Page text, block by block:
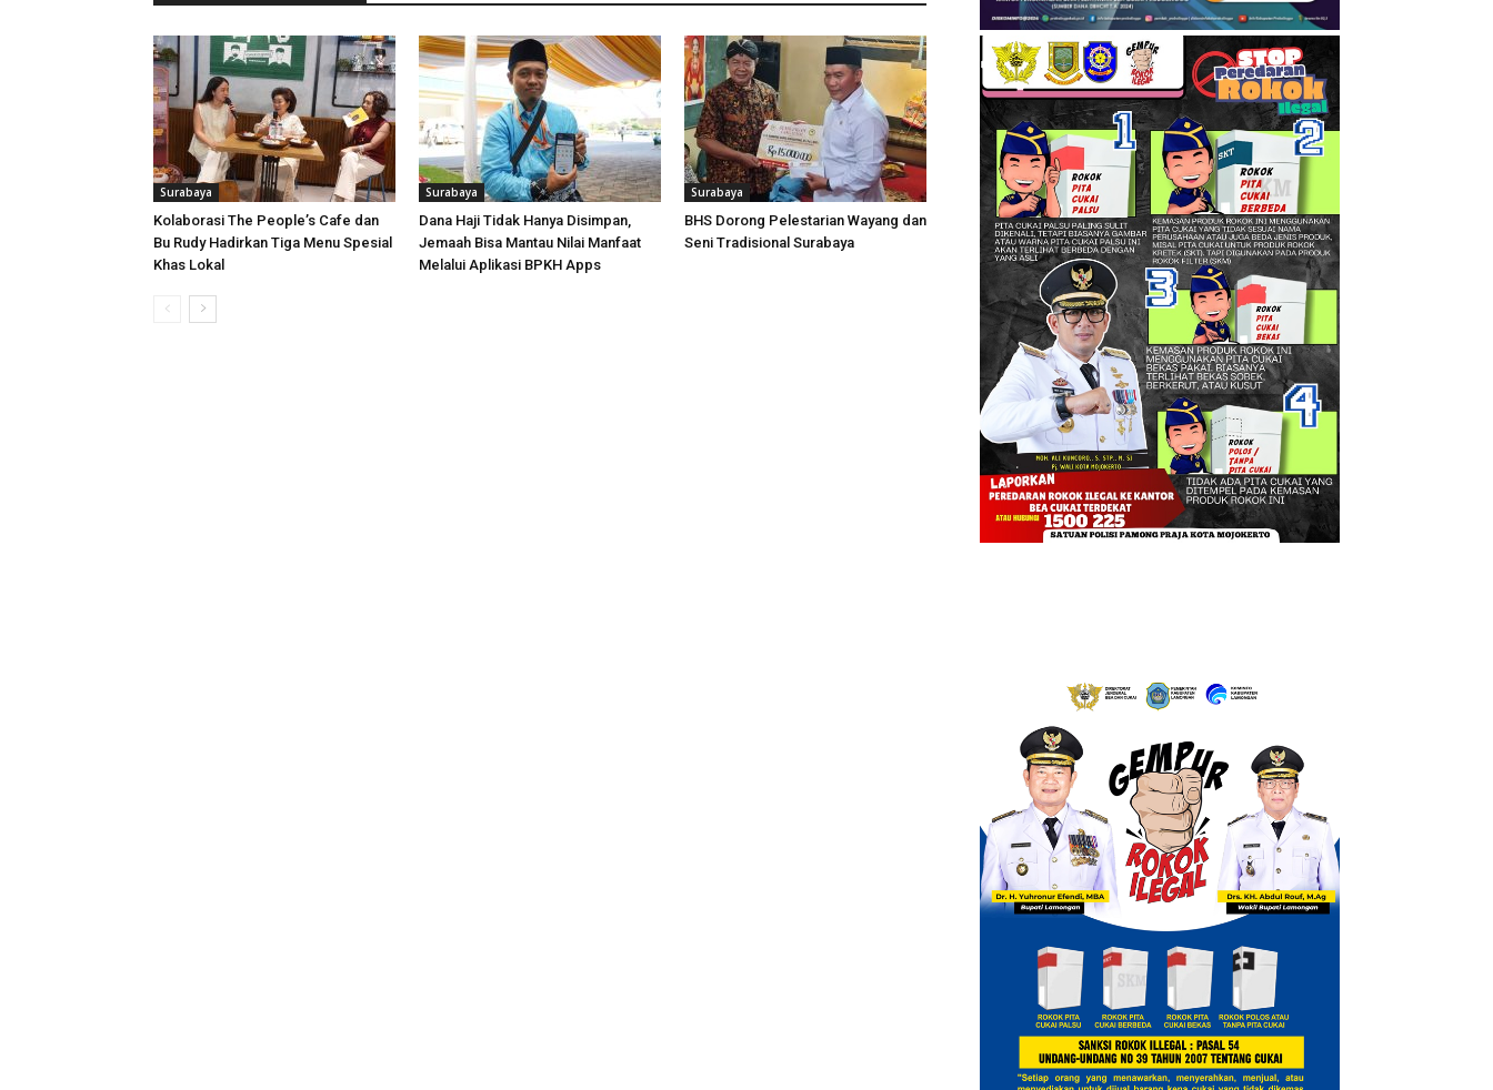
Surabaya
Kolaborasi The People’s Cafe dan
Bu Rudy Hadirkan Tiga Menu Spesial
Khas Lokal
Surabaya
Dana Haji Tidak Hanya Disimpan,
Jemaah Bisa Mantau Nilai Manfaat
Melalui Aplikasi BPKH Apps
Surabaya
BHS Dorong Pelestarian Wayang dan
Seni Tradisional Surabaya